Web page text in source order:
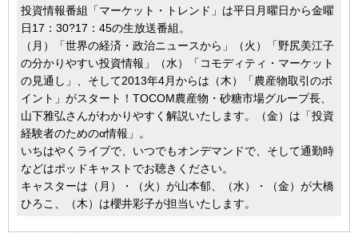
投資情報番組「マーケット・トレンド」は平日月曜日から金曜
日17：30?17：45の生放送番組。
（月）「世界の経済・政治ニュースから」（火）「野尻美江子
の分かりやすい投資情報」（水）「コモディティ・マーケット
の見通し」、そして2013年4月からは（木）「農産物取引のポ
イント」がスタート！TOCOM農産物・砂糖市場グループ長、
山下雅弘さんがわかりやすく解説いたします。（金）は「投資
経験者のためのα情報」。
いちはやくライブで、いつでもオンデマンドで、そして通勤時
などはポッドキャストでお聴きください。
キャスターは（月）・（火）が山本郁、（水）・（金）が大橋
ひろこ、（木）は櫻井彩子が担当いたします。